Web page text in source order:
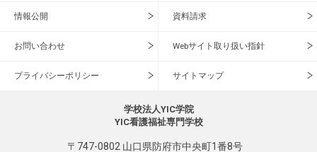
情報公開 資料請求
お問い合わせ Webサイト取り扱い指針
プライバシーポリシー サイトマップ
学校法人YIC学院
YIC看護福祉専門学校
〒747-0802 山口県防府市中央町1番8号